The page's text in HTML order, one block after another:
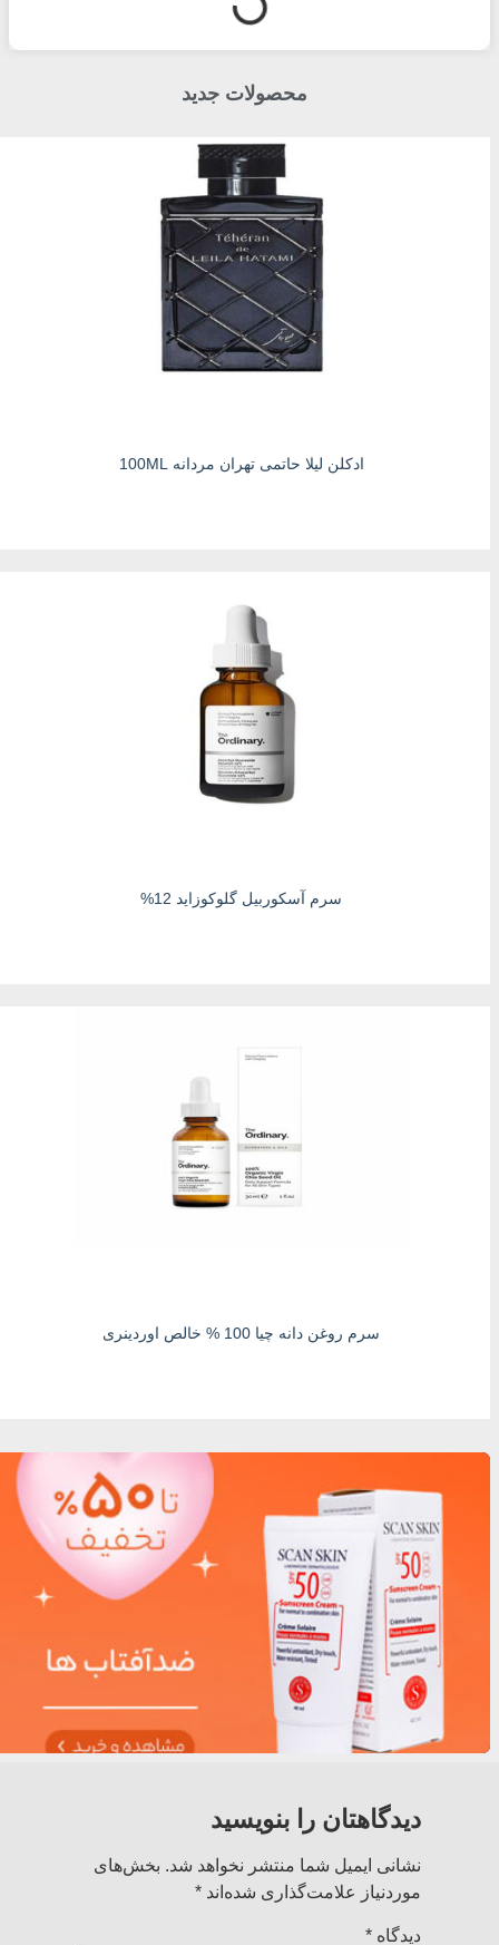
محصولات جدید
ادکلن لیلا حاتمی تهران مردانه 100ML
سرم آسکوربیل گلوکوزاید 12%
سرم روغن دانه چیا 100 % خالص اوردینری
دیدگاهتان را بنویسید
نشانی ایمیل شما منتشر نخواهد شد. بخش‌های
موردنیاز علامت‌گذاری شده‌اند *
دیدگاه*